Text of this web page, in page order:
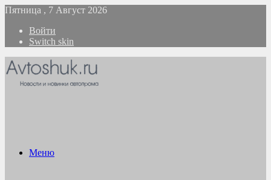
Пятница , 7 Август 2026
Войти
Switch skin
Меню